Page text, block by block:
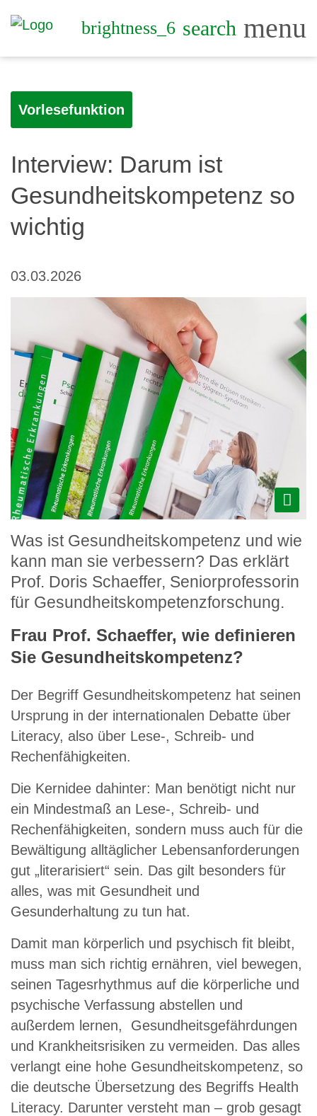
brightness_6 search menu
Vorlesefunktion
Interview: Darum ist
Gesundheitskompetenz so
wichtig
03.03.2026
Was ist Gesundheitskompetenz und wie
kann man sie verbessern? Das erklärt
Prof. Doris Schaeffer, Seniorprofessorin
für Gesundheitskompetenzforschung.
Frau Prof. Schaeffer, wie definieren
Sie Gesundheitskompetenz?
Der Begriff Gesundheitskompetenz hat seinen
Ursprung in der internationalen Debatte über
Literacy, also über Lese-, Schreib- und
Rechenfähigkeiten.
Die Kernidee dahinter: Man benötigt nicht nur
ein Mindestmaß an Lese-, Schreib- und
Rechenfähigkeiten, sondern muss auch für die
Bewältigung alltäglicher Lebensanforderungen
gut „literarisiert“ sein. Das gilt besonders für
alles, was mit Gesundheit und
Gesunderhaltung zu tun hat.
Damit man körperlich und psychisch fit bleibt,
muss man sich richtig ernähren, viel bewegen,
seinen Tagesrhythmus auf die körperliche und
psychische Verfassung abstellen und
außerdem lernen, Gesundheitsgefährdungen
und Krankheitsrisiken zu vermeiden. Das alles
verlangt eine hohe Gesundheitskompetenz, so
die deutsche Übersetzung des Begriffs Health
Literacy. Darunter versteht man – grob gesagt